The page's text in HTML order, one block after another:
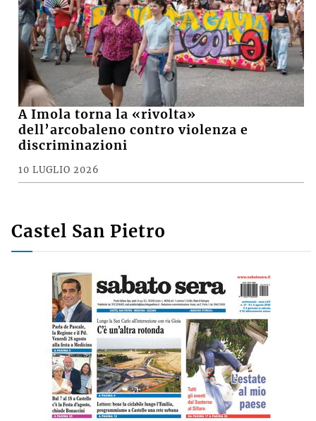
A Imola torna la «rivolta»
dell’arcobaleno contro violenza e
discriminazioni
10 LUGLIO 2026
Castel San Pietro